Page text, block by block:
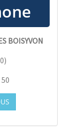
BOISYVON
)